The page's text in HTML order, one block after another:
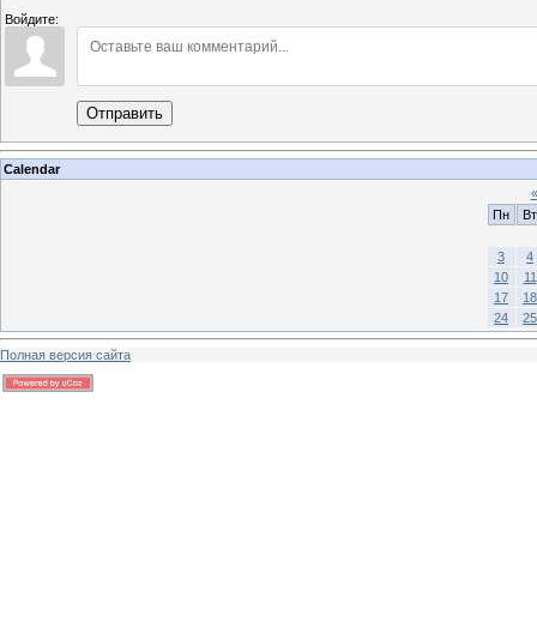
Войдите:
Отправить
Calendar
«
Пн
Вт
3
4
10
11
17
18
24
25
Полная версия сайта